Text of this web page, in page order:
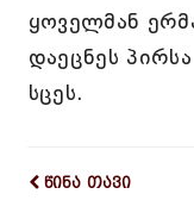
ყოველმან
დაეცნეს
სცეს.
წინა თავი